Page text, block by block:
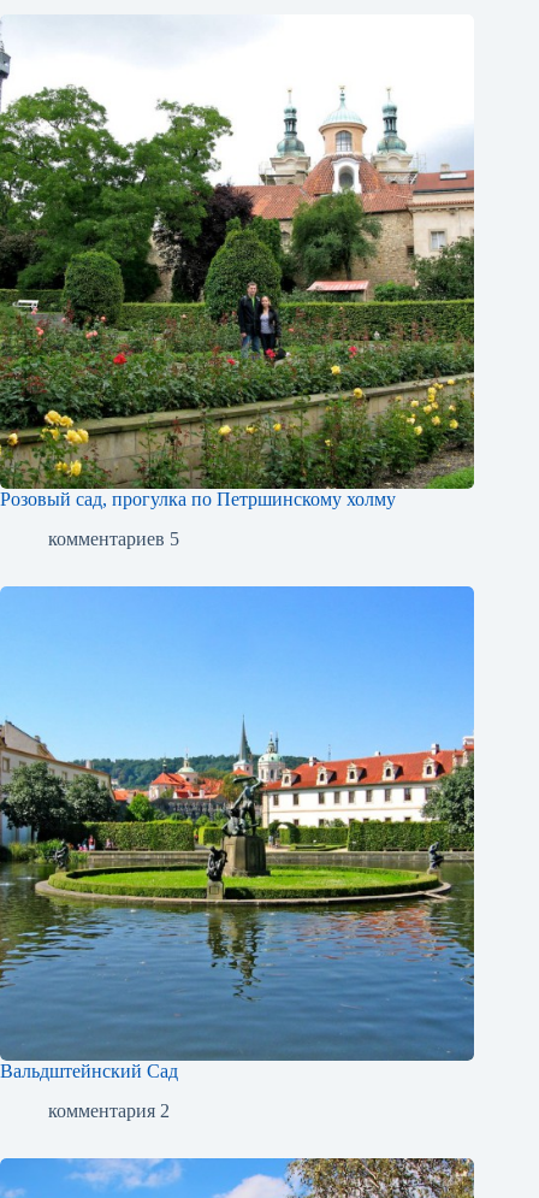
Розовый сад, прогулка по Петршинскому холму
комментариев 5
Вальдштейнский Сад
комментария 2